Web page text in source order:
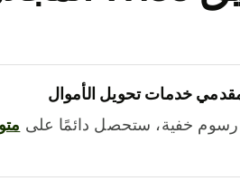
خدمات تحويل الأموال
خفية، ستحصل دائمًا على